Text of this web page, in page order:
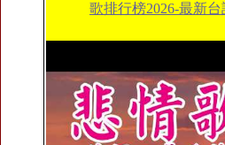
歌排行榜2026-最新台